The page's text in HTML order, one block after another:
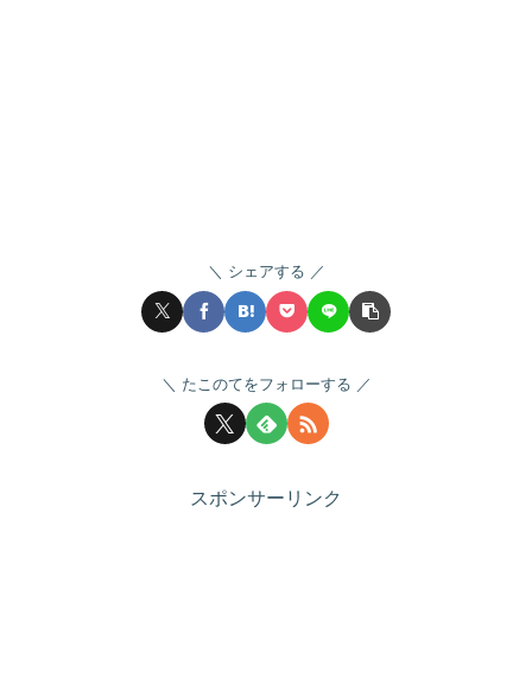
シェアする
たこのてをフォローする
スポンサーリンク